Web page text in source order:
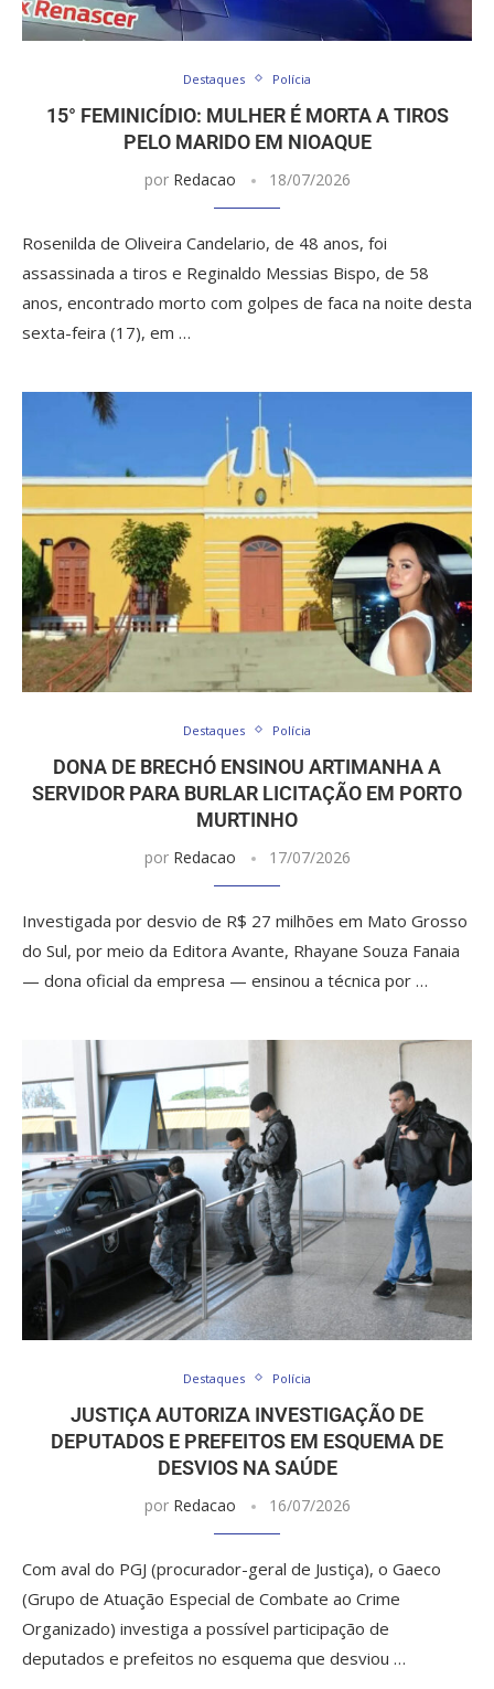
Destaques Polícia
15° FEMINICÍDIO: MULHER É MORTA A TIROS
PELO MARIDO EM NIOAQUE
por Redacao 18/07/2026
Rosenilda de Oliveira Candelario, de 48 anos, foi
assassinada a tiros e Reginaldo Messias Bispo, de 58
anos, encontrado morto com golpes de faca na noite desta
sexta-feira (17), em …
Destaques Polícia
DONA DE BRECHÓ ENSINOU ARTIMANHA A
SERVIDOR PARA BURLAR LICITAÇÃO EM PORTO
MURTINHO
por Redacao 17/07/2026
Investigada por desvio de R$ 27 milhões em Mato Grosso
do Sul, por meio da Editora Avante, Rhayane Souza Fanaia
— dona oficial da empresa — ensinou a técnica por …
Destaques Polícia
JUSTIÇA AUTORIZA INVESTIGAÇÃO DE
DEPUTADOS E PREFEITOS EM ESQUEMA DE
DESVIOS NA SAÚDE
por Redacao 16/07/2026
Com aval do PGJ (procurador-geral de Justiça), o Gaeco
(Grupo de Atuação Especial de Combate ao Crime
Organizado) investiga a possível participação de
deputados e prefeitos no esquema que desviou …